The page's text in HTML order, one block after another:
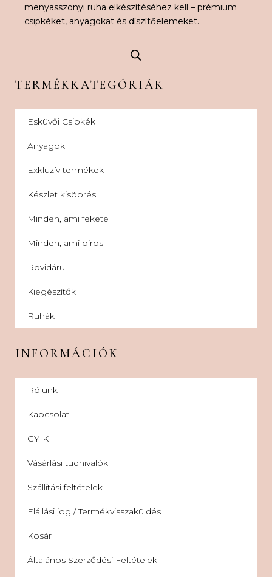
menyasszonyi ruha elkészítéséhez kell – prémium
csipkéket, anyagokat és díszítőelemeket.
TERMÉKKATEGÓRIÁK
Esküvői Csipkék
Anyagok
Exkluzív termékek
Készlet kisöprés
Minden, ami fekete
Minden, ami piros
Rövidáru
Kiegészítők
Ruhák
INFORMÁCIÓK
Rólunk
Kapcsolat
GYIK
Vásárlási tudnivalók
Szállítási feltételek
Elállási jog / Termékvisszaküldés
Kosár
Általános Szerződési Feltételek